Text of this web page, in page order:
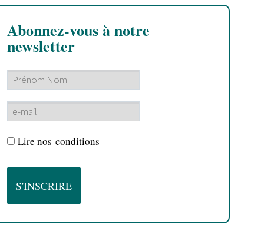
Abonnez-vous à notre
newsletter
Lire nos conditions